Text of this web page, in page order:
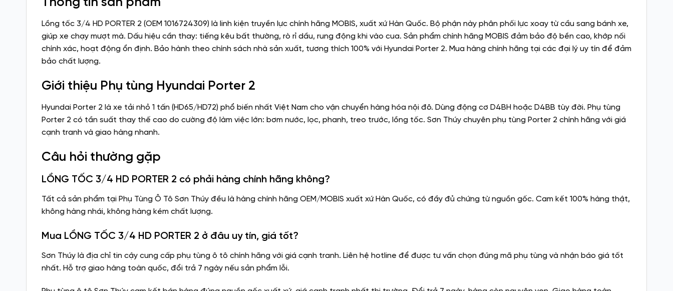
Thông tin sản phẩm
Lồng tốc 3/4 HD PORTER 2 (OEM 1016724309) là linh kiện truyền lực chính hãng MOBIS, xuất xứ Hàn Quốc. Bộ phận này phân phối lực xoay từ cầu sang bánh xe,
giúp xe chạy mượt mà. Dấu hiệu cần thay: tiếng kêu bất thường, rò rỉ dầu, rung động khi vào cua. Sản phẩm chính hãng MOBIS đảm bảo độ bền cao, khớp nối
chính xác, hoạt động ổn định. Bảo hành theo chính sách nhà sản xuất, tương thích 100% với Hyundai Porter 2. Mua hàng chính hãng tại các đại lý uy tín để đảm
bảo chất lượng.
Giới thiệu Phụ tùng Hyundai Porter 2
Hyundai Porter 2 là xe tải nhỏ 1 tấn (HD65/HD72) phổ biến nhất Việt Nam cho vận chuyển hàng hóa nội đô. Dùng động cơ D4BH hoặc D4BB tùy đời. Phụ tùng
Porter 2 có tần suất thay thế cao do cường độ làm việc lớn: bơm nước, lọc, phanh, treo trước, lồng tốc. Sơn Thúy chuyên phụ tùng Porter 2 chính hãng với giá
cạnh tranh và giao hàng nhanh.
Câu hỏi thường gặp
LỒNG TỐC 3/4 HD PORTER 2 có phải hàng chính hãng không?
Tất cả sản phẩm tại Phụ Tùng Ô Tô Sơn Thúy đều là hàng chính hãng OEM/MOBIS xuất xứ Hàn Quốc, có đầy đủ chứng từ nguồn gốc. Cam kết 100% hàng thật,
không hàng nhái, không hàng kém chất lượng.
Mua LỒNG TỐC 3/4 HD PORTER 2 ở đâu uy tín, giá tốt?
Sơn Thúy là địa chỉ tin cậy cung cấp phụ tùng ô tô chính hãng với giá cạnh tranh. Liên hệ hotline để được tư vấn chọn đúng mã phụ tùng và nhận báo giá tốt
nhất. Hỗ trợ giao hàng toàn quốc, đổi trả 7 ngày nếu sản phẩm lỗi.